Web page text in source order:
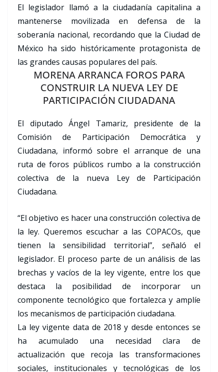
El legislador llamó a la ciudadanía capitalina a
mantenerse movilizada en defensa de la
soberanía nacional, recordando que la Ciudad de
México ha sido históricamente protagonista de
las grandes causas populares del país.
MORENA ARRANCA FOROS PARA
CONSTRUIR LA NUEVA LEY DE
PARTICIPACIÓN CIUDADANA
El diputado Ángel Tamariz, presidente de la
Comisión de Participación Democrática y
Ciudadana, informó sobre el arranque de una
ruta de foros públicos rumbo a la construcción
colectiva de la nueva Ley de Participación
Ciudadana.
“El objetivo es hacer una construcción colectiva de
la ley. Queremos escuchar a las COPACOs, que
tienen la sensibilidad territorial”, señaló el
legislador. El proceso parte de un análisis de las
brechas y vacíos de la ley vigente, entre los que
destaca la posibilidad de incorporar un
componente tecnológico que fortalezca y amplíe
los mecanismos de participación ciudadana.
La ley vigente data de 2018 y desde entonces se
ha acumulado una necesidad clara de
actualización que recoja las transformaciones
sociales, institucionales y tecnológicas de los